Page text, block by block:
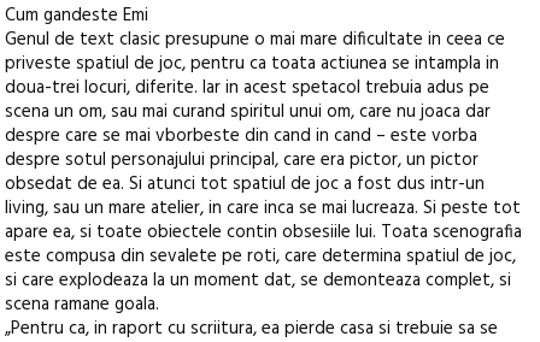
Cum gandeste Emi
Genul de text clasic presupune o mai mare dificultate in ceea ce
priveste spatiul de joc, pentru ca toata actiunea se intampla in
doua-trei locuri, diferite. Iar in acest spetacol trebuia adus pe
scena un om, sau mai curand spiritul unui om, care nu joaca dar
despre care se mai vborbeste din cand in cand – este vorba
despre sotul personajului principal, care era pictor, un pictor
obsedat de ea. Si atunci tot spatiul de joc a fost dus intr-un
living, sau un mare atelier, in care inca se mai lucreaza. Si peste tot
apare ea, si toate obiectele contin obsesiile lui. Toata scenografia
este compusa din sevalete pe roti, care determina spatiul de joc,
si care explodeaza la un moment dat, se demonteaza complet, si
scena ramane goala.
„Pentru ca, in raport cu scriitura, ea pierde casa si trebuie sa se